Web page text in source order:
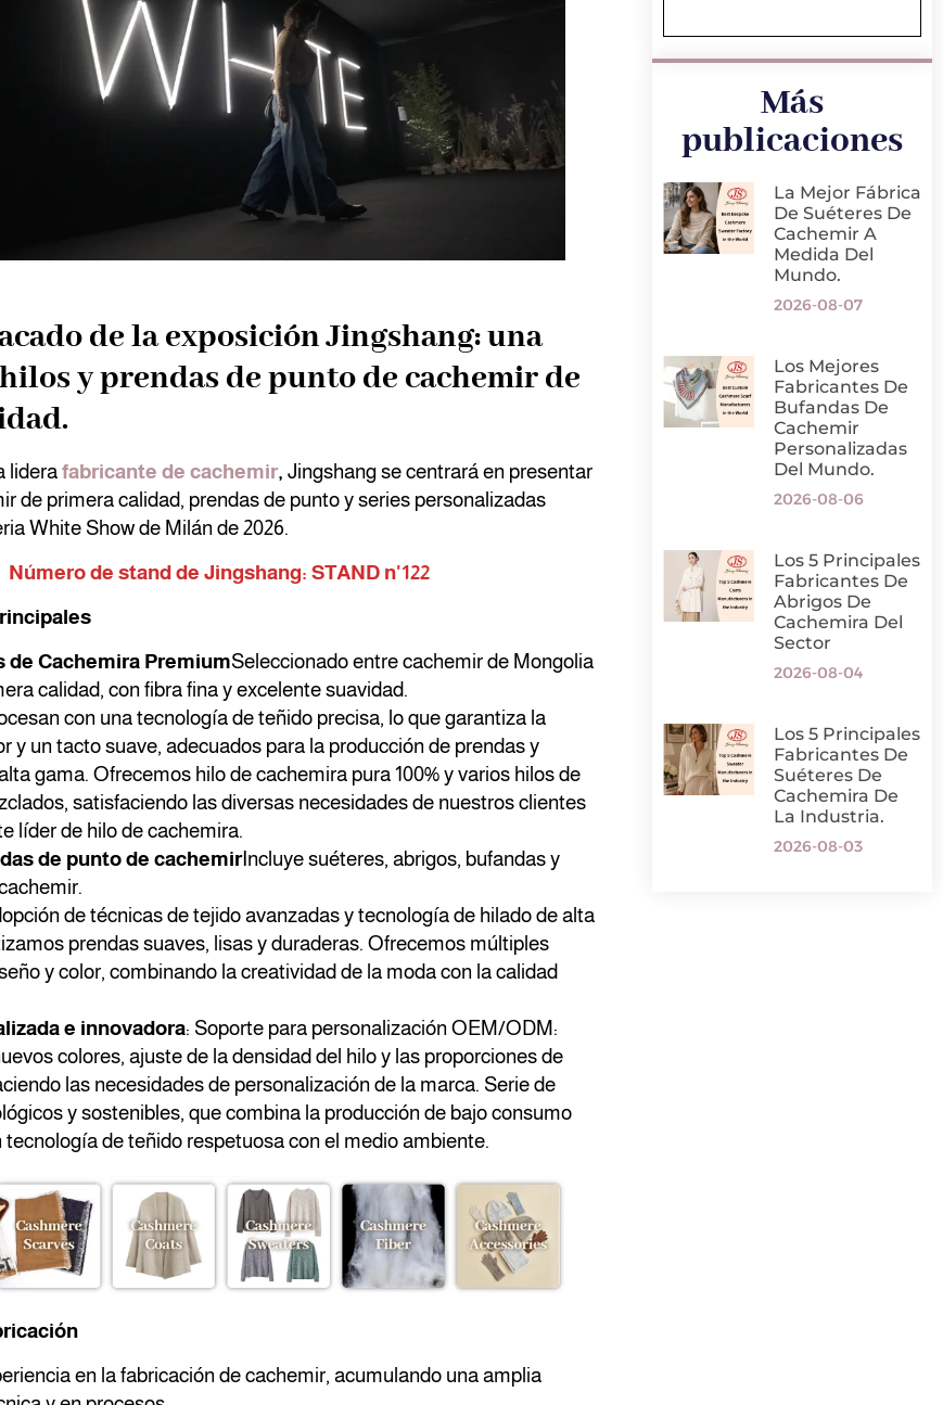
de la exposición Jingshang: una
y prendas de punto de cachemir de
liderafabricante de cachemir, Jingshang se centrará en presentar
de primera calidad, prendas de punto y series personalizadas
White Show de Milán de 2026.
Número de stand de Jingshang: STAND n'122
de Cachemira PremiumSeleccionado entre cachemir de Mongolia
calidad, con fibra fina y excelente suavidad.
con una tecnología de teñido precisa, lo que garantiza la
y un tacto suave, adecuados para la producción de prendas y
gama. Ofrecemos hilo de cachemira pura 100% y varios hilos de
satisfaciendo las diversas necesidades de nuestros clientes
líder de hilo de cachemira.
de punto de cachemirIncluye suéteres, abrigos, bufandas y
de técnicas de tejido avanzadas y tecnología de hilado de alta
prendas suaves, lisas y duraderas. Ofrecemos múltiples
y color, combinando la creatividad de la moda con la calidad
e innovadora: Soporte para personalización OEM/ODM:
colores, ajuste de la densidad del hilo y las proporciones de
las necesidades de personalización de la marca. Serie de
y sostenibles, que combina la producción de bajo consumo
tecnología de teñido respetuosa con el medio ambiente.
en la fabricación de cachemir, acumulando una amplia
Más
publicaciones
La Mejor Fábrica
De Suéteres De
Cachemir A
Medida Del
Mundo.
2026-08-07
Los Mejores
Fabricantes De
Bufandas De
Cachemir
Personalizadas
Del Mundo.
2026-08-06
Los 5 Principales
Fabricantes De
Abrigos De
Cachemira Del
Sector
2026-08-04
Los 5 Principales
Fabricantes De
Suéteres De
Cachemira De
La Industria.
2026-08-03